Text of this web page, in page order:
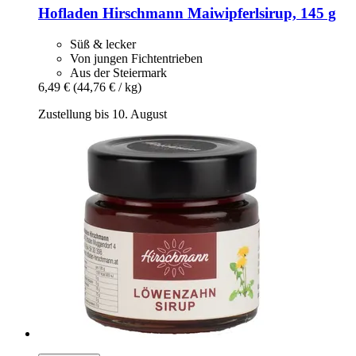
Hofladen Hirschmann Maiwipferlsirup, 145 g
Süß & lecker
Von jungen Fichtentrieben
Aus der Steiermark
6,49 € (44,76 € / kg)
Zustellung bis 10. August